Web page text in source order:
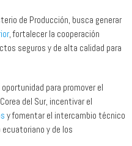
de Producción, busca generar
, fortalecer la cooperación
seguros y de alta calidad para
oportunidad para promover el
del Sur, incentivar el
y fomentar el intercambio técnico
y de los